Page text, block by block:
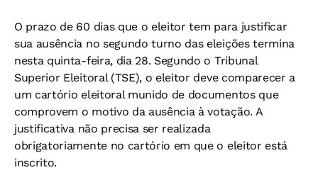
O prazo de 60 dias que o eleitor tem para justificar
sua ausência no segundo turno das eleições termina
nesta quinta-feira, dia 28. Segundo o Tribunal
Superior Eleitoral (TSE), o eleitor deve comparecer a
um cartório eleitoral munido de documentos que
comprovem o motivo da ausência à votação. A
justificativa não precisa ser realizada
obrigatoriamente no cartório em que o eleitor está
inscrito.